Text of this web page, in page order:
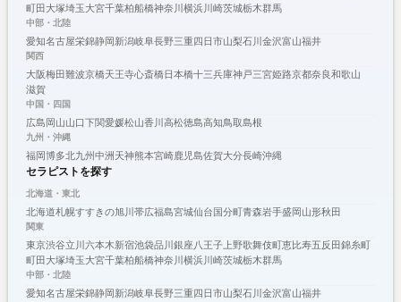
町田大塚埼玉大宮千葉柏船橋神奈川横浜川崎茨城栃木群馬
中部・北陸
愛知名古屋栄錦静岡新潟岐阜長野三重四日市山梨石川金沢富山福井
関西
大阪梅田難波京橋天王寺心斎橋日本橋十三兵庫神戸三宮姫路京都奈良和歌山
滋賀
中国・四国
広島岡山山口下関愛媛松山香川高松徳島高知鳥取島根
九州・沖縄
福岡博多北九州中洲天神熊本宮崎鹿児島佐賀大分長崎沖縄
セラピストを探す
北海道・東北
北海道札幌すすきの旭川帯広福島宮城仙台国分町青森岩手盛岡山形秋田
関東
東京渋谷立川六本木新宿池袋品川銀座 八王子 上野歌舞伎町恵比寿五反田錦糸町
町田大塚埼玉大宮千葉柏船橋神奈川横浜川崎茨城栃木群馬
中部・北陸
愛知名古屋栄錦静岡新潟岐阜長野三重四日市山梨石川金沢富山福井